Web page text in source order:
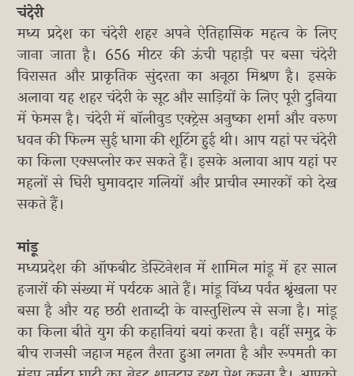
चंदेरी
मध्य प्रदेश का चंदेरी शहर अपने ऐतिहासिक महत्‍व के लिए
जाना जाता है। 656 मीटर की ऊंची पहाड़ी पर बसा चंदेरी
विरासत और प्राकृतिक सुंदरता का अनूठा मिश्रण है। इसके
अलावा यह शहर चंदेरी के सूट और साड़ियों के लिए पूरी दुनिया
में फेमस है। चंदेरी में बॉलीवुड एक्‍ट्रेस अनुष्‍का शर्मा और वरुण
धवन की फिल्‍म सुई धागा की शूटिंग हुई थी। आप यहां पर चंदेरी
का किला एक्सप्लोर कर सकते हैं। इसके अलावा आप यहां पर
महलों से घिरी घुमावदार गलियों और प्राचीन स्मारकों को देख
सकते हैं।
मांडू
मध्‍यप्रदेश की ऑफबीट डेस्टिनेशन में शामिल मांडू में हर साल
हजारों की संख्या में पर्यटक आते हैं। मांडू विंध्य पर्वत श्रृंखला पर
बसा है और यह छठी शताब्दी के वास्तुशिल्प से सजा है। मांडू
का किला बीते युग की कहानियां बयां करता है। वहीं समुद्र के
बीच राजसी जहाज महल तैरता हुआ लगता है और रूपमती का